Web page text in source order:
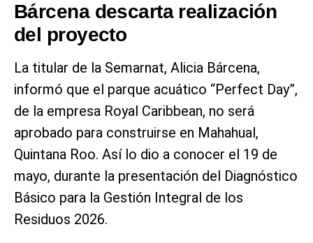
Bárcena descarta realización
del proyecto
La titular de la Semarnat, Alicia Bárcena,
informó que el parque acuático “Perfect Day”,
de la empresa Royal Caribbean, no será
aprobado para construirse en Mahahual,
Quintana Roo. Así lo dio a conocer el 19 de
mayo, durante la presentación del Diagnóstico
Básico para la Gestión Integral de los
Residuos 2026.